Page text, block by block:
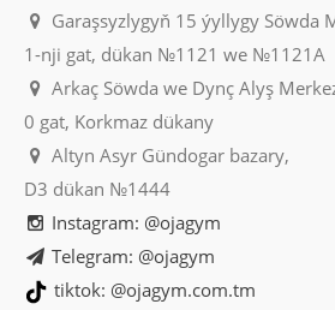
Garaşsyzlygyň 15 ýyllygy Söwda
1-nji gat, dükan №1121 we №1121A
Arkaç Söwda we Dynç Alyş
0 gat, Korkmaz dükany
Altyn Asyr Gündogar bazary,
D3 dükan №1444
Instagram: @ojagym
Telegram: @ojagym
tiktok: @ojagym.com.tm